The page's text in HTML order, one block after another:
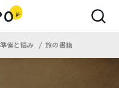
備と悩み 旅の書籍